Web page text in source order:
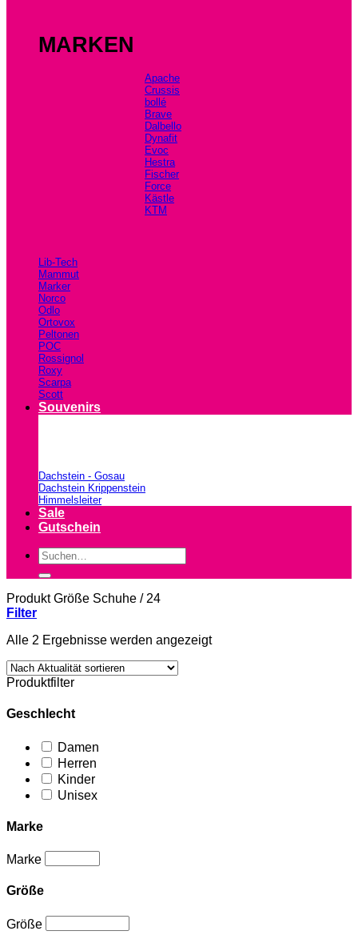
MARKEN
Apache
Crussis
bollé
Brave
Dalbello
Dynafit
Evoc
Hestra
Fischer
Force
Kästle
KTM
Lib-Tech
Mammut
Marker
Norco
Odlo
Ortovox
Peltonen
POC
Rossignol
Roxy
Scarpa
Scott
Souvenirs
Dachstein - Gosau
Dachstein Krippenstein
Himmelsleiter
Sale
Gutschein
Suchen
nach:
Produkt Größe Schuhe /24
Filter
Alle 2 Ergebnisse werden angezeigtNach
Produktfilter
Geschlecht
Damen
Herren
Kinder
Unisex
Marke
Marke
Größe
Größe